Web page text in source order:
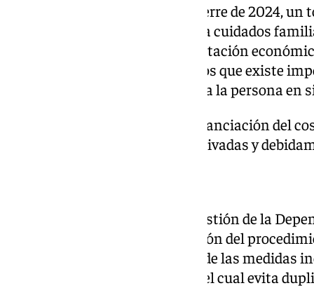
En la provincia de Granada a cierre de 2024,
esta prestación económica para cuidados
personas cuentan con una prestación
destinada a aquellos casos en los que existe
público o concertado adecuado a la persona en
Su objetivo es contribuir a la financiación del
proporcionado por entidades privadas y
El pasado 2024 el sistema de gestión de la
de 180 grados, con la modificación del
que no ha funcionado, a través de las medidas
simplificación administrativa, el cual evita